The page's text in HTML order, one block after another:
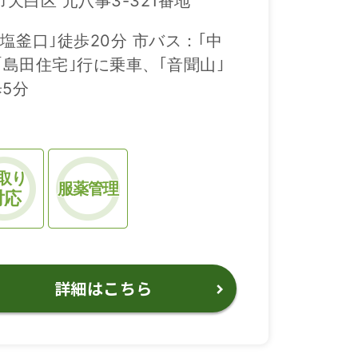
釜口｣徒歩20分 市バス：｢中
田住宅｣行に乗車、｢音聞山｣
分
り
応 服薬管理
詳細はこちら